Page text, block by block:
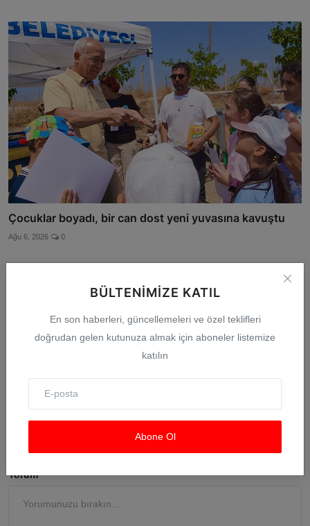
BÜLTENIMIZE KATIL
En son haberleri, güncellemeleri ve özel teklifleri
doğrudan gelen kutunuza almak için aboneler listemize
katılın
Abone Ol
Çocuklar boyadı, bir can dost yeni yuvasına kavuştu
Ağu 6, 2026 0
Yorum